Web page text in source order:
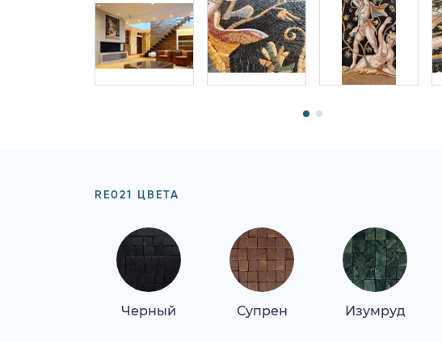
RE021 ЦВЕТА
Черный Супрен Изумруд